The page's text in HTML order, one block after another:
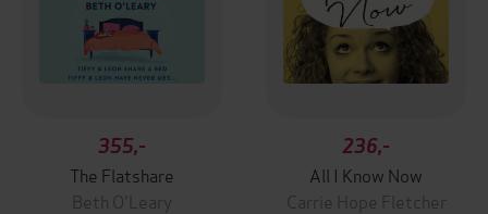
355,-
The Flatshare
Beth O'Leary
236,-
All I Know Now
Carrie Hope Fletcher